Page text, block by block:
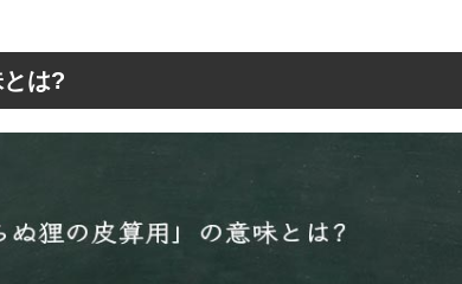
皮算用」の語源や由来
とは?